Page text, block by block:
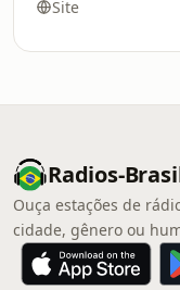
Site
Radios-
Ouça estações de
cidade, gênero ou